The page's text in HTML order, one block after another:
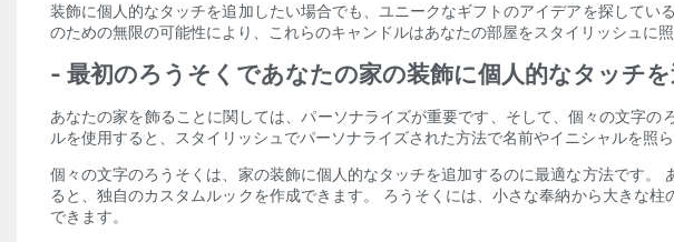
装飾に個人的なタッチを追加したい場合でも、ユニークなギフトのアイデアを探して
のための無限の可能性により、これらのキャンドルはあなたの部屋をスタイリッシュ
- 最初のろうそくであなたの家の装飾に個人的なタッチを
あなたの家を飾ることに関しては、パーソナライズが重要です、そして、個々の文字
ルを使用すると、スタイリッシュでパーソナライズされた方法で名前やイニシャルを照
個々の文字のろうそくは、家の装飾に個人的なタッチを追加するのに最適な方法です
ると、独自のカスタムルックを作成できます。 ろうそくには、小さな奉納から大きな
できます。